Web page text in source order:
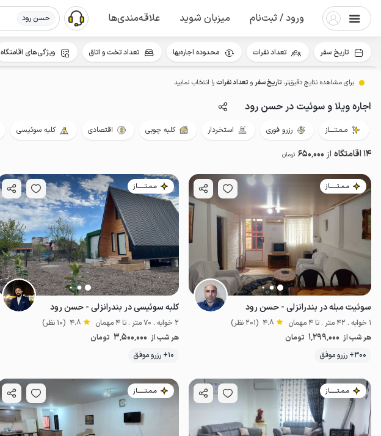
ورود / ثبت‌نام میزبان شوید علاقه‌مندی‌ها حسن رود
برای مشاهده نتایج دقیق‌تر، تاریخ سفرو تعداد نفراترا انتخاب نمایید
اجاره ویلا و سوئیت در حسن رود
مـمـتــــاز رزرو فوری استخردار کلبه چوبی اقتصادی کلبه سوئیسی
14 اقامتگاه از 650٬000 تومان
مـمـتــــــاز
سوئیت مبله در بندرانزلی - حسن رود
1 خوابه . 42 متر . تا 4 مهمان 4.8 (201 نظر)
هر شب از 1٬299٬000 تومان
300+ رزرو موفق
اقتصادی
مـمـتــــــاز
کلبه سوئیسی در بندرانزلی - حسن رود
2 خوابه . 70 متر . تا 4 مهمان 4.8 (10 نظر)
هر شب از 3٬500٬000 تومان
10+ رزرو موفق
مـمـتــــــاز مـمـتــــــاز
تاریخ سفر تعداد نفرات محدوده اجاره‌بها تعداد تخت و اتاق ویژگی‌های اقامتگاه